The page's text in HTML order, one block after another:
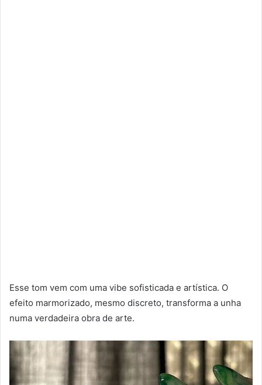
Esse tom vem com uma vibe sofisticada e artística. O
efeito marmorizado, mesmo discreto, transforma a unha
numa verdadeira obra de arte.